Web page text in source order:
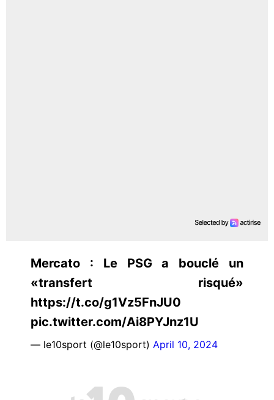
Mercato : Le PSG a bouclé un
«transfert risqué»
https://t.co/g1Vz5FnJU0
pic.twitter.com/Ai8PYJnz1U
— le10sport (@le10sport) April 10, 2024